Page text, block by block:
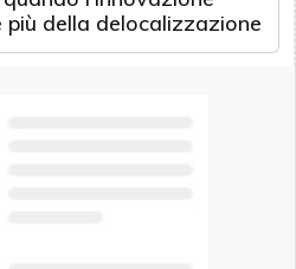
della delocalizzazione